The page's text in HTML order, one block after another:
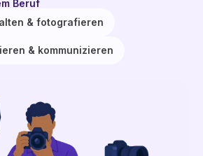
Beruf
& fotografieren
& kommunizieren